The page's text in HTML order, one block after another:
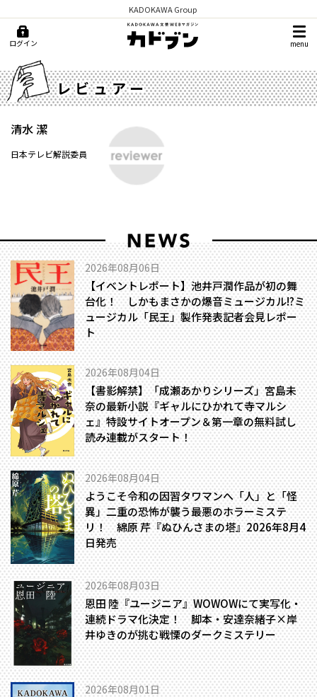
KADOKAWA Group
ログイン menu
レビュアー
清水 潔
日本テレビ解説委員
2026年08月06日
【イベントレポート】池井戸潤作品が初の舞
台化！ しかもまさかの爆音ミュージカル!?――ミ
ュージカル「民王」製作発表記者会見レポー
ト
2026年08月04日
【書影解禁】「成瀬あかりシリーズ」宮島未
奈の最新小説『ギャルにひかれて寺マルシ
ェ』特設サイトオープン＆第一章の無料試し
読み連載がスタート！
2026年08月04日
ようこそ令和の因習タワマンへ――「人」と「怪
異」二重の恐怖が襲う最悪のホラーミステ
リ！ 綿原 芹『ぬひんさまの塔』2026年8月4
日発売
2026年08月03日
恩田 陸『ユージニア』WOWOWにて実写化・
連続ドラマ化決定！ 脚本・安達奈緒子×岸
井ゆきのが挑む戦慄のダークミステリー
2026年08月01日